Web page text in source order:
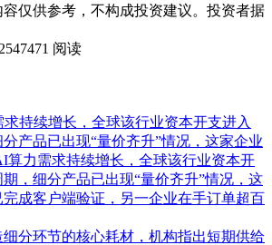
仅供参考，不构成投资建议。投资者据
2547471 阅读
求持续增长，全球该行业资本开支进入
产品已出现“量价齐升”情况，这家企业
算力需求持续增长，全球该行业资本开
，细分产品已出现“量价齐升”情况，这
成客户端验证，另一企业在手订单超百
细分环节的核心耗材，机构指出短期供给